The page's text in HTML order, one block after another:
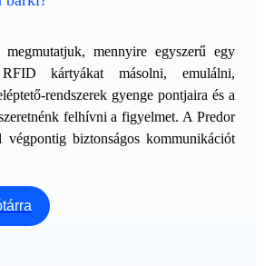
mennyire egyszerű egy
kártyákat másolni, emulálni,
rendszerek gyenge pontjaira és a
felhívni a figyelmet. A Predor
végpontig biztonságos kommunikációt